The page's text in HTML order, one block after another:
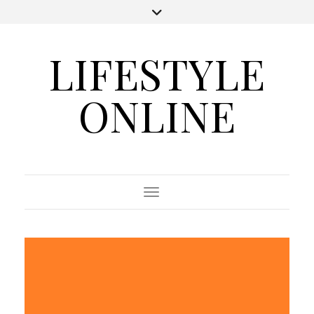
LIFESTYLE
ONLINE
Toggle Navigation